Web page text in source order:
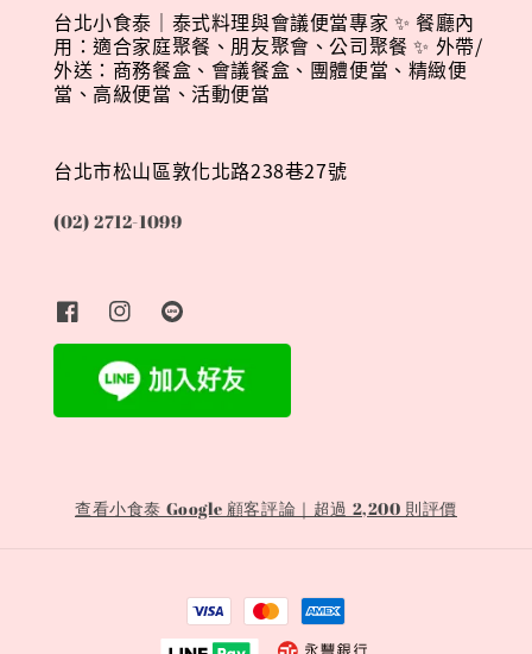
台北小食泰｜泰式料理與會議便當專家 ✨ 餐廳內
用：適合家庭聚餐、朋友聚會、公司聚餐 ✨ 外帶/
外送：商務餐盒、會議餐盒、團體便當、精緻便
當、高級便當、活動便當
台北市松山區敦化北路238巷27號
(02) 2712-1099
查看小食泰 Google 顧客評論｜超過 2,200 則評價